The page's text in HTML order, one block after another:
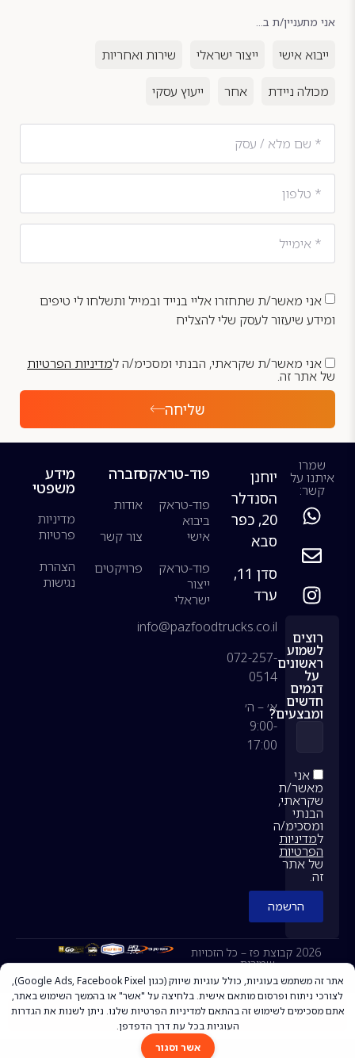
אני מתעניין/ת ב...
ייבוא אישי ייצור ישראלי שירות ואחריות
מכולה ניידת אחר ייעוץ עסקי
אני מאשר/ת שתחזרו אליי בנייד ובמייל ותשלחו לי טיפים
ומידע שיעזור לעסק שלי להצליח
אני מאשר/ת שקראתי, הבנתי ומסכימ/ה למדיניות הפרטיות
של אתר זה.
שליחה
פוד-טראקס
פוד-טראק
ביבוא
אישי
פוד-טראק
ייצור
ישראלי
חברה
אודות
צור קשר
פרויקטים
מידע
משפטי
מדיניות
פרטיות
הצהרת
נגישות
יוחנן
הסנדלר
20, כפר
סבא
סדן 11,
ערד
info@pazfoodtrucks.co.il
072-257-
0514
א׳ – ה׳
9:00-
17:00
רוצים
לשמוע
ראשונים
על
דגמים
חדשים
ומבצעים?
אני
מאשר/ת
שקראתי,
הבנתי
ומסכימ/ה
למדיניות
הפרטיות
של אתר
זה.
הרשמה
שמרו
איתנו על
קשר:
2026 קבוצת פז – כל הזכויות
שמורות.
להצעת מחיר
מופעל על ידי Elektro
אשר וסגור
אתר זה משתמש בעוגיות, כולל עוגיות שיווק (כגון Google Ads, Facebook Pixel),
לצורכי ניתוח ופרסום מותאם אישית. בלחיצה על "אשר" או בהמשך השימוש באתר,
אתם מסכימים לשימוש זה בהתאם למדיניות הפרטיות שלנו. ניתן לשנות את הגדרות
העוגיות בכל עת דרך הדפדפן.